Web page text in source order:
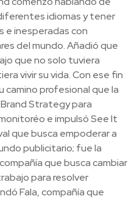
idiomas y tener
e inesperadas con
del mundo. Añadió que
que no solo tuviera
vivir su vida. Con ese fin
camino profesional que la
Strategy para
e impulsó See It
que busca empoderar a
publicitario; fue la
que busca cambiar
para resolver
Fala, compañía que